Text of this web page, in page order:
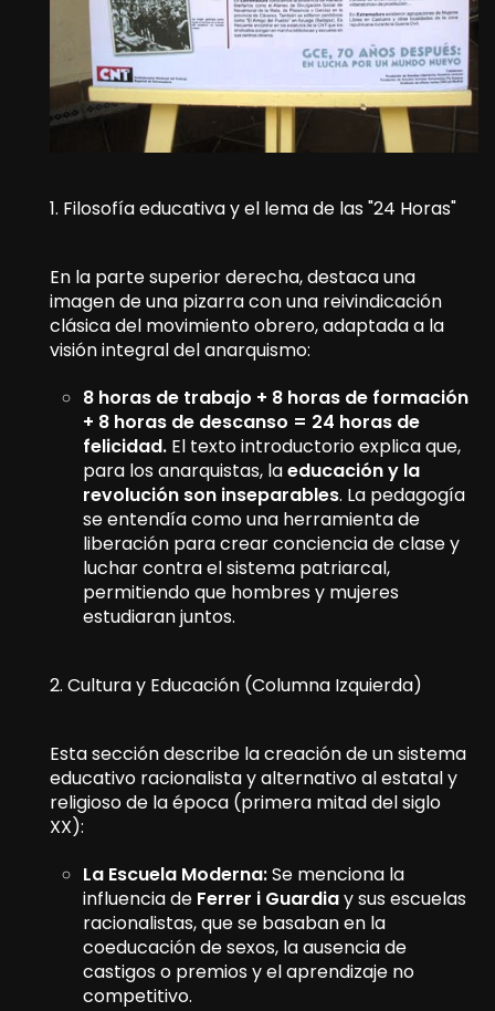
1. Filosofía educativa y el lema de las "24 Horas"
En la parte superior derecha, destaca una
imagen de una pizarra con una reivindicación
clásica del movimiento obrero, adaptada a la
visión integral del anarquismo:
8 horas de trabajo + 8 horas de formación
+ 8 horas de descanso = 24 horas de
felicidad. El texto introductorio explica que,
para los anarquistas, laeducación y la
revolución son inseparables. La pedagogía
se entendía como una herramienta de
liberación para crear conciencia de clase y
luchar contra el sistema patriarcal,
permitiendo que hombres y mujeres
estudiaran juntos.
2. Cultura y Educación (Columna Izquierda)
Esta sección describe la creación de un sistema
educativo racionalista y alternativo al estatal y
religioso de la época (primera mitad del siglo
XX):
La Escuela Moderna:Se menciona la
influencia de Ferrer i Guardiay sus escuelas
racionalistas, que se basaban en la
coeducación de sexos, la ausencia de
castigos o premios y el aprendizaje no
competitivo.